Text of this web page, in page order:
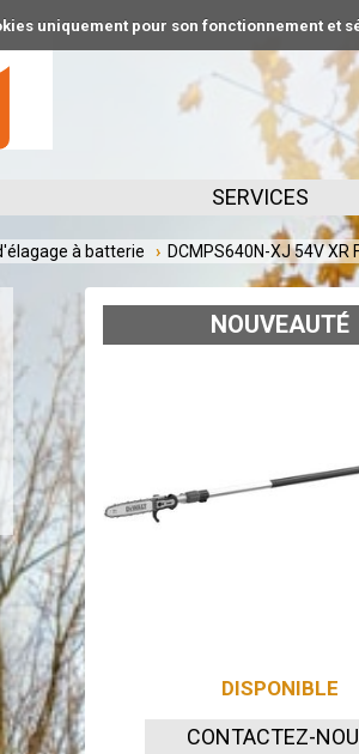
uniquement pour son fonctionnement et
SERVICES
à batterie DCMPS640N-XJ 54V
NOUVEAUTÉ
DISPONIBLE
CONTACTEZ-